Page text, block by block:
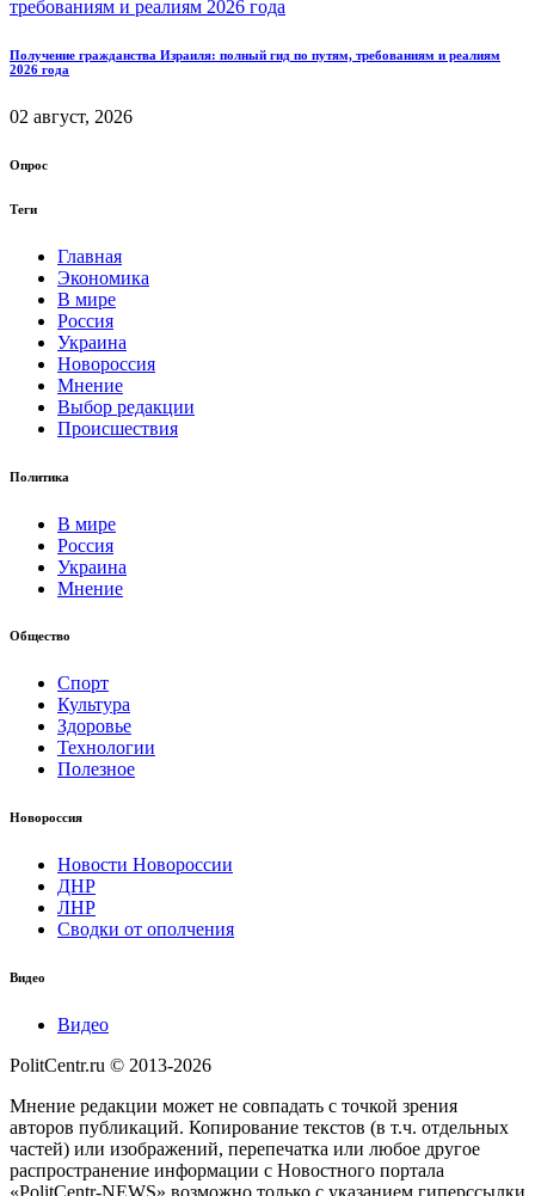
Получение гражданства Израиля: полный гид по путям, требованиям и реалиям
2026 года
02 август, 2026
Опрос
Теги
Главная
Экономика
В мире
Россия
Украина
Новороссия
Мнение
Выбор редакции
Происшествия
Политика
В мире
Россия
Украина
Мнение
Общество
Спорт
Культура
Здоровье
Технологии
Полезное
Новороссия
Новости Новороссии
ДНР
ЛНР
Сводки от ополчения
Видео
Видео
PolitCentr.ru © 2013-2026
Мнение редакции может не совпадать с точкой зрения
авторов публикаций. Копирование текстов (в т.ч. отдельных
частей) или изображений, перепечатка или любое другое
распространение информации с Новостного портала